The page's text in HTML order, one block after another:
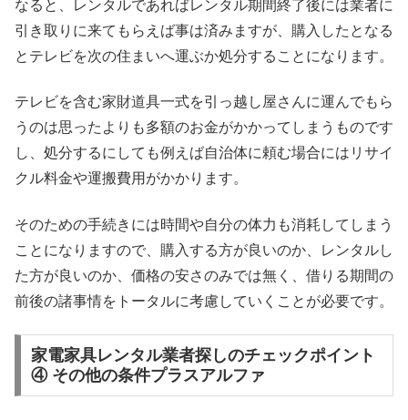
なると、レンタルであればレンタル期間終了後には業者に
引き取りに来てもらえば事は済みますが、購入したとなる
とテレビを次の住まいへ運ぶか処分することになります。
テレビを含む家財道具一式を引っ越し屋さんに運んでもら
うのは思ったよりも多額のお金がかかってしまうものです
し、処分するにしても例えば自治体に頼む場合にはリサイ
クル料金や運搬費用がかかります。
そのための手続きには時間や自分の体力も消耗してしまう
ことになりますので、購入する方が良いのか、レンタルし
た方が良いのか、価格の安さのみでは無く、借りる期間の
前後の諸事情をトータルに考慮していくことが必要です。
家電家具レンタル業者探しのチェックポイント
④ その他の条件プラスアルファ